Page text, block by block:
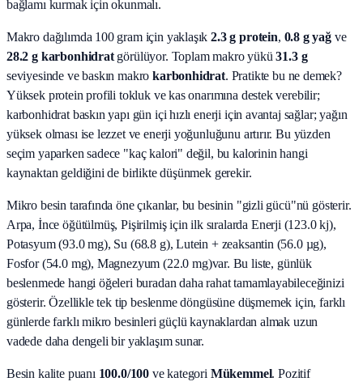
bağlamı kurmak için okunmalı.
Makro dağılımda 100 gram için yaklaşık2.3g protein, 0.8 g yağve
28.2 g karbonhidratgörülüyor. Toplam makro yükü31.3g
seviyesinde ve baskın makro karbonhidrat. Pratikte bu ne demek?
Yüksek protein profili tokluk ve kas onarımına destek verebilir;
karbonhidrat baskın yapı gün içi hızlı enerji için avantaj sağlar; yağın
yüksek olması ise lezzet ve enerji yoğunluğunu artırır. Bu yüzden
seçim yaparken sadece "kaç kalori" değil, bu kalorinin hangi
kaynaktan geldiğini de birlikte düşünmek gerekir.
Mikro besin tarafında öne çıkanlar, bu besinin "gizli gücü"nü gösterir.
Arpa, İnce öğütülmüş, Pişirilmişiçin ilk sıralarda Enerji (123.0 kj),
Potasyum (93.0 mg), Su (68.8 g), Lutein + zeaksantin (56.0 µg),
Fosfor (54.0 mg), Magnezyum (22.0 mg)var. Bu liste, günlük
beslenmede hangi öğeleri buradan daha rahat tamamlayabileceğinizi
gösterir. Özellikle tek tip beslenme döngüsüne düşmemek için, farklı
günlerde farklı mikro besinleri güçlü kaynaklardan almak uzun
vadede daha dengeli bir yaklaşım sunar.
Besin kalite puanı 100.0/100 ve kategori Mükemmel. Pozitif